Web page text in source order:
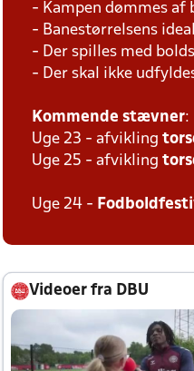
- Kampen dømmes
- Banestørrelsens
- Der spilles med
- Der skal ikke
Kommende stævner:
Uge 23 - afvikling
Uge 25 - afvikling
Uge 24 -
Videoer fra DBU